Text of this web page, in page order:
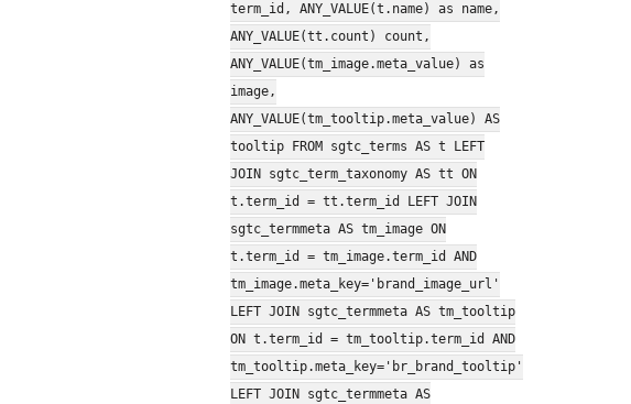
term_id, ANY_VALUE(t.name) as name,
ANY_VALUE(tt.count) count,
ANY_VALUE(tm_image.meta_value) as
image,
ANY_VALUE(tm_tooltip.meta_value) AS
tooltip FROM sgtc_terms AS t LEFT
JOIN sgtc_term_taxonomy AS tt ON
t.term_id = tt.term_id LEFT JOIN
sgtc_termmeta AS tm_image ON
t.term_id = tm_image.term_id AND
tm_image.meta_key='brand_image_url'
LEFT JOIN sgtc_termmeta AS tm_tooltip
ON t.term_id = tm_tooltip.term_id AND
tm_tooltip.meta_key='br_brand_tooltip'
LEFT JOIN sgtc_termmeta AS